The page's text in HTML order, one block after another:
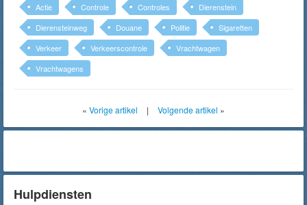
Actie Controle Controles
Dierenstein
Dierensteinweg
Douane Politie
Sigaretten
Verkeer
Verkeerscontrole
Vrachtwagen
Vrachtwagens
« Vorige artikel | Volgende artikel »
Hulpdiensten